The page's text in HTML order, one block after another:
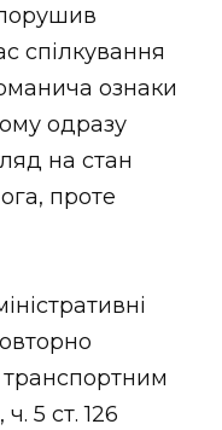
спілкування
ознаки
одразу
на стан
проте
5 ст. 126